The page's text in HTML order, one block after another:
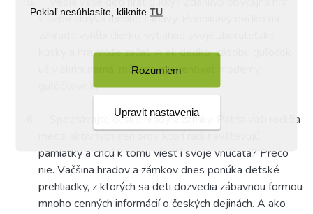
Pokiaľ nesúhlasíte, klikniteTU
Rozumiem
Upravit nastavenia
v sebe skrýva mnoho zábavy. Podnikavý dedko na
kúsky a hra môže začať. A ak dedkozásobu guľôčok
už v skrini nemá, môžete mu venovať moderný
guľôčkovník.
Spoznávajte české hrady a zámky. Patria vaši rodičia
pamiatky a chcú k tomu viesť i svoje vnúčatá? Prečo
nie. Väčšina hradov a zámkov dnes ponúka detské
prehliadky, z ktorých sa deti dozvedia zábavnou formou
mnoho cenných informácií o českých dejinách. A ako